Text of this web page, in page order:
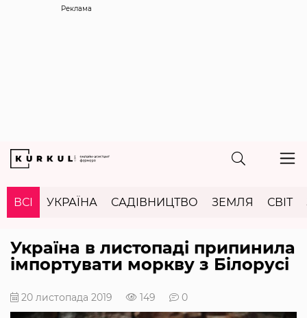
Реклама
ВСІ УКРАЇНА САДІВНИЦТВО ЗЕМЛЯ СВІТ
Україна в листопаді припинила
імпортувати моркву з Білорусі
20 листопада 2019 149 0